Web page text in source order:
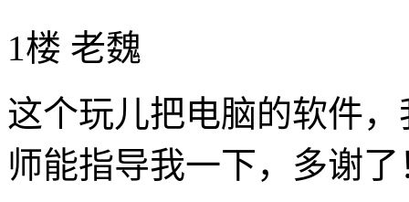
1楼 老魏
这个玩儿把电脑的软件
师能指导我一下，多谢了